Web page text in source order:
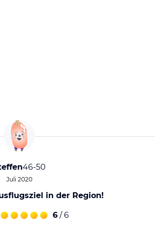
46-50
Juli 2020
in der Region!
6 / 6